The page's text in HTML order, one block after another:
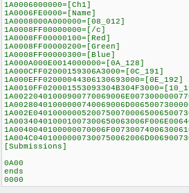
1A0006000000=[Ch1]
1A0006FE0000=[Name]
1A0008000A000000=[08_012]
1A0008FF00000000=[/c]
1A0008FF00000100=[Red]
1A0008FF00000200=[Green]
1A0008FF00000300=[Blue]
1A000A000E0014000000=[0A_128]
1A000CFF02000159306A3000=[0C_191]
1A000EFF02000044306130693000=[0E_192]
[Submissions]
0A00
ends
0000